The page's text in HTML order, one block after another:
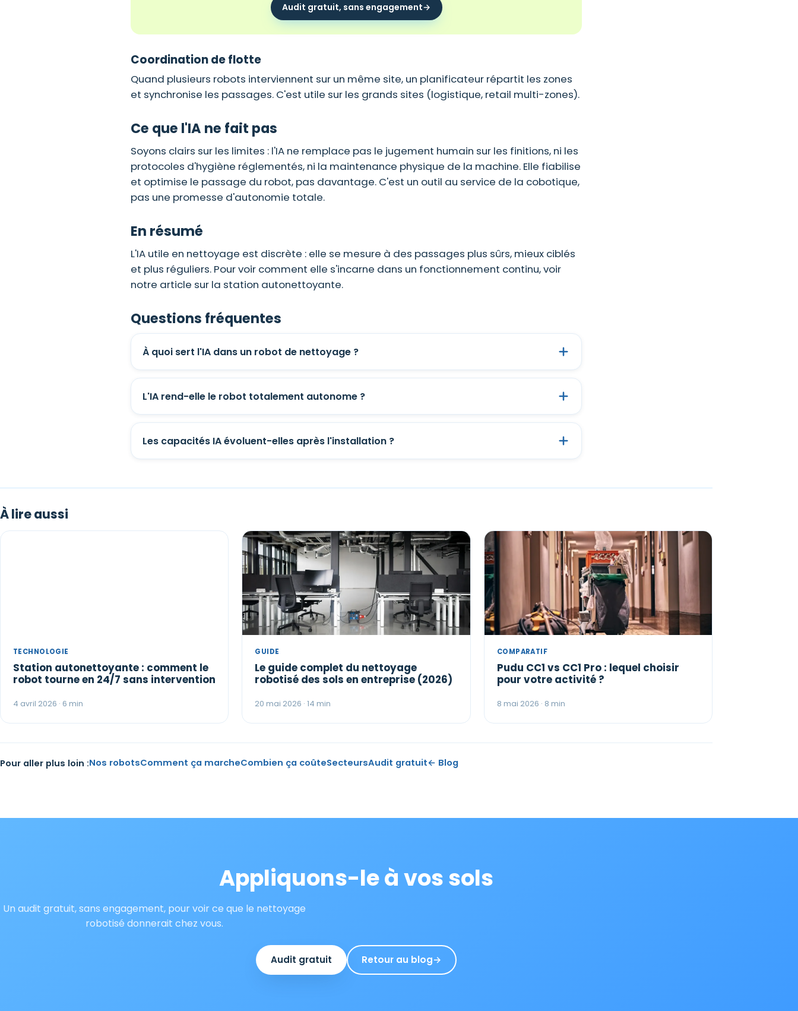
Audit gratuit, sans engagement→
Coordination de flotte
Quand plusieurs robots interviennent sur un même site, un planificateur répartit les zones
et synchronise les passages. C'est utile sur les grands sites (logistique, retail multi-zones).
Ce que l'IA ne fait pas
Soyons clairs sur les limites : l'IA ne remplace pas le jugement humain sur les finitions, ni les
protocoles d'hygiène réglementés, ni la maintenance physique de la machine. Elle fiabilise
et optimise le passage du robot, pas davantage. C'est un outil au service de la cobotique,
pas une promesse d'autonomie totale.
En résumé
L'IA utile en nettoyage est discrète : elle se mesure à des passages plus sûrs, mieux ciblés
et plus réguliers. Pour voir comment elle s'incarne dans un fonctionnement continu, voir
notre article sur la station autonettoyante.
Questions fréquentes
À quoi sert l'IA dans un robot de nettoyage ?
L'IA rend-elle le robot totalement autonome ?
Les capacités IA évoluent-elles après l'installation ?
À lire aussi
TECHNOLOGIE
Station autonettoyante : comment le
robot tourne en 24/7 sans intervention
4 avril 2026 · 6 min
GUIDE
Le guide complet du nettoyage
robotisé des sols en entreprise (2026)
20 mai 2026 · 14 min
COMPARATIF
Pudu CC1 vs CC1 Pro : lequel choisir
pour votre activité ?
8 mai 2026 · 8 min
Pour aller plus loin :Nos robotsComment ça marcheCombien ça coûteSecteursAudit gratuit← Blog
Appliquons-le à vos sols
Un audit gratuit, sans engagement, pour voir ce que le nettoyage
robotisé donnerait chez vous.
Audit gratuit Retour au blog→